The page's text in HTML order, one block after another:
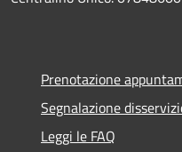
Prenotazione
Segnalazione
Leggi le FAQ